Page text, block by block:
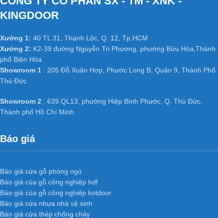
Cửa gỗ công nghiệp HDF
phòng, cửa văn phòng trong các công trình công nghiệp và dân
Mỹ, Hàn Quốc, Nhật Bản…
Đặc biệt đã và đang dần phát triển mạnh ở Việt Nam, có các đơn
vị cung cấp hàng chất lượng và uy tín hàng đầu tại Việt Nam như
: Kingdoor, Hoabinhdoor…
HỆ THỐNG XƯỞNG SẢN XUẤT
Xưởng 1 : 35/T2 Vườn Lài, P. An Phú Đông, Q. 12,
Xưởng 2 :
HCM.
Phường Bửu Hòa, Thành phố Biên Hoà, Tỉnh Đồng Nai
Web:cuanhuacomposite.net
Email : dongpham.hoabinhdoor@gmail.com
KINGDOOR
Xưởng 1: 40 TL 31, Thạnh Lộc, Q. 12, Tp.HCM
Xưởng 2: K2-39 đường Nguyễn Tri Phương, phường Bửu Hòa,Thành
phố Biên Hòa
Showroom 1 : 205 Đỗ Xuân Hợp, Phước Long B, Quận 9, Thành Phố
Thủ Đức
Showroom 2 : 639 QL13, phường Hiệp Bình Phước, Q. Thủ Đức,
Thành phố Hồ Chí Minh
Báo giá
Báo giá cửa gỗ phòng ngủ
Báo giá của gỗ công nghiệp hdf
Báo giá của gỗ công nghiệp kotdoor
Báo giá cửa nhựa nhà vệ sinh
Báo giá cửa thép chống cháy